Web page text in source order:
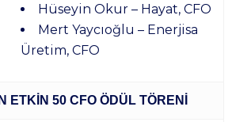
Hüseyin Okur – Hayat, CFO
Mert Yaycıoğlu – Enerjisa
Üretim, CFO
ETKİN 50 CFO ÖDÜL TÖRENİ